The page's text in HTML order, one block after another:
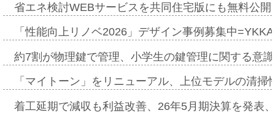
省エネ検討WEBサービスを共同住宅版にも無料公
「性能向上リノベ2026」デザイン事例募集中
約7割が物理鍵で管理、小学生の鍵管理に関する意
「マイトーン」をリニューアル、上位モデルの清
着工延期で減収も利益改善、26年5月期決算を発表